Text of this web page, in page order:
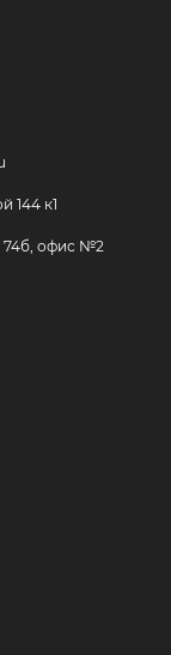
144 к1
74б, офис №2